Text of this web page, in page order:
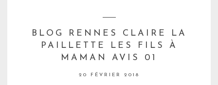
BLOG RENNES CLAIRE LA
PAILLETTE LES FILS À
MAMAN AVIS 01
20 FÉVRIER 2018